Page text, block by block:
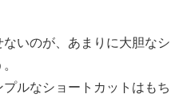
いのが、あまりに大胆なシ
ルなショートカットはもち